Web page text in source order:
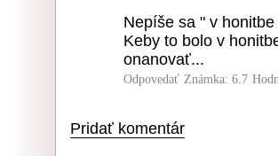
Nepíše sa " v
Keby to bolo v
onanovať...
Odpovedať Známka: 6.7
Pridať komentár